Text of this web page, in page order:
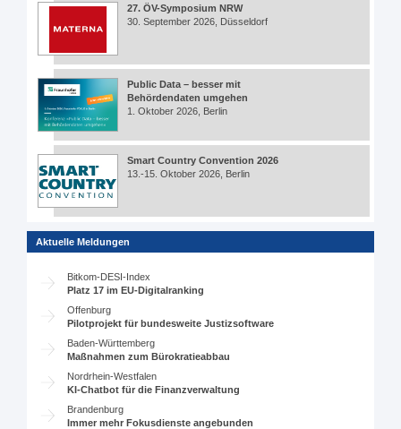
27. ÖV-Symposium NRW
30. September 2026, Düsseldorf
Public Data – besser mit
Behördendaten umgehen
1. Oktober 2026, Berlin
Smart Country Convention 2026
13.-15. Oktober 2026, Berlin
Aktuelle Meldungen
Bitkom-DESI-Index
Platz 17 im EU-Digitalranking
Offenburg
Pilotprojekt für bundesweite Justizsoftware
Baden-Württemberg
Maßnahmen zum Bürokratieabbau
Nordrhein-Westfalen
KI-Chatbot für die Finanzverwaltung
Brandenburg
Immer mehr Fokusdienste angebunden